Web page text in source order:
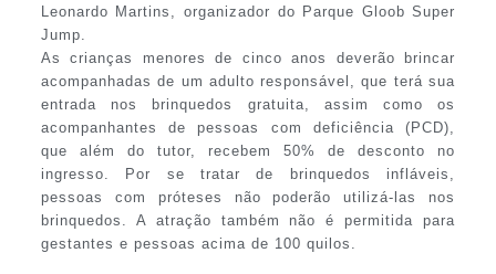
Leonardo Martins, organizador do Parque Gloob Super
Jump.
As crianças menores de cinco anos deverão brincar
acompanhadas de um adulto responsável, que terá sua
entrada nos brinquedos gratuita, assim como os
acompanhantes de pessoas com deficiência (PCD),
que além do tutor, recebem 50% de desconto no
ingresso. Por se tratar de brinquedos infláveis,
pessoas com próteses não poderão utilizá-las nos
brinquedos. A atração também não é permitida para
gestantes e pessoas acima de 100 quilos.